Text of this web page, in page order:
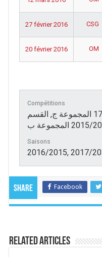
27 février 2016 CSG
20 février 2016 OM
Compétitions
القسم الشرفي أكابر 16/17 المجموعة د, القسم الشرفي أكابر 17/18 المجموعة ج, القسم
Saisons
2016/2015, 2017/
Share Facebook
Related Articles